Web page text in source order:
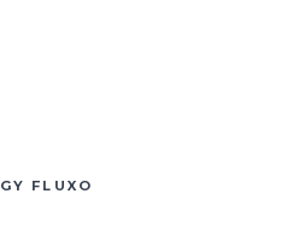
FLUXO